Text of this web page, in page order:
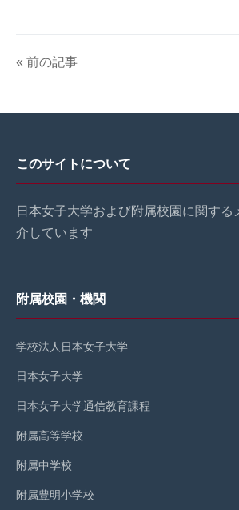
« 前の記事
このサイトについて
日本女子大学および附属校園に関する
介しています
附属校園・機関
学校法人日本女子大学
日本女子大学
日本女子大学通信教育課程
附属高等学校
附属中学校
附属豊明小学校